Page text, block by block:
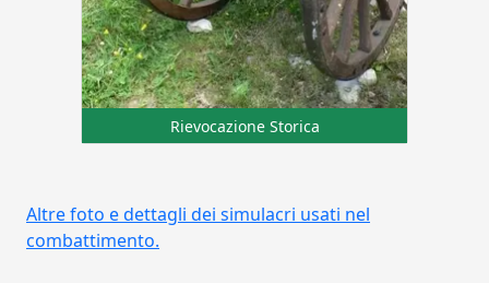
Rievocazione Storica
Altre foto e dettagli dei simulacri usati nel
combattimento.